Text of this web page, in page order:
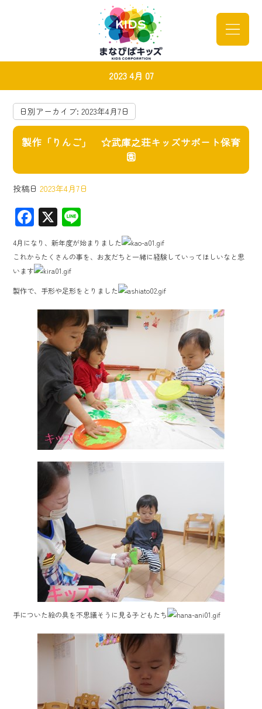
2023 4月 07
日別アーカイブ:2023年4月7日
製作「りんご」 ☆武庫之荘キッズサポート保育
園
投稿日 2023年4月7日
F
ac
e
b
o
ok
X
ne
4月になり、新年度が始まりました
これからたくさんの事を、お友だちと一緒に経験していってほしいなと思
います
製作で、手形や足形をとりました
手についた絵の具を不思議そうに見る子どもたち